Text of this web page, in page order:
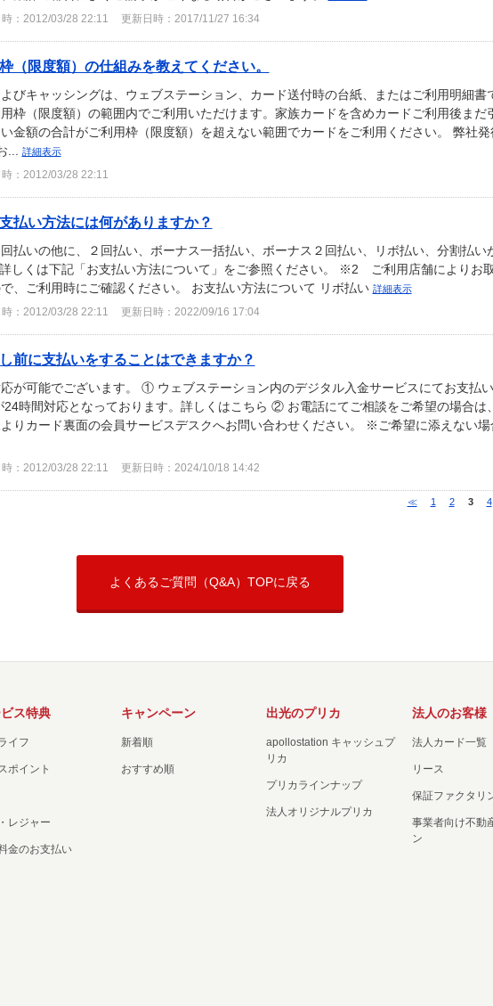
：2012/03/28 22:11 更新日時：2017/11/27 16:34
（限度額）の仕組みを教えてください。
びキャッシングは、ウェブステーション、カード送付時の台紙、またはご利用明細書
枠（限度額）の範囲内でご利用いただけます。家族カードを含めカードご利用後まだ
金額の合計がご利用枠（限度額）を超えない範囲でカードをご利用ください。 弊社発
...
詳細表示
：2012/03/28 22:11
払い方法には何がありますか？
払いの他に、２回払い、ボーナス一括払い、ボーナス２回払い、リボ払い、分割払い
くは下記「お支払い方法について」をご参照ください。 ※2 ご利用店舗によりお
、ご利用時にご確認ください。 お支払い方法について リボ払い 詳細表示
：2012/03/28 22:11 更新日時：2022/09/16 17:04
前に支払いをすることはできますか？
が可能でございます。 ① ウェブステーション内のデジタル入金サービスにてお支払
時間対応となっております。詳しくはこちら ② お電話にてご相談をご希望の場合は
よりカード裏面の会員サービスデスクへお問い合わせください。 ※ご希望に添えない場
：2012/03/28 22:11 更新日時：2024/10/18 14:42
≪ 1 2 3 4
よくあるご質問（Q&A）TOPに戻る
ス特典
イフ
ポイント
レジャー
金のお支払い
キャンペーン
新着順
おすすめ順
出光のプリカ
apollostation キャッシュプ
リカ
プリカラインナップ
法人オリジナルプリカ
法人のお客様
法人カード一覧
リース
保証ファクタリ
事業者向け不動
ン